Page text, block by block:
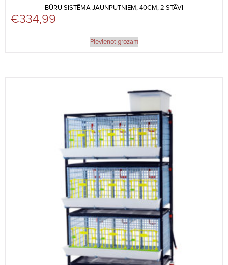
BŪRU SISTĒMA JAUNPUTNIEM, 40CM, 2 STĀVI
€334,99
Pievienot grozam